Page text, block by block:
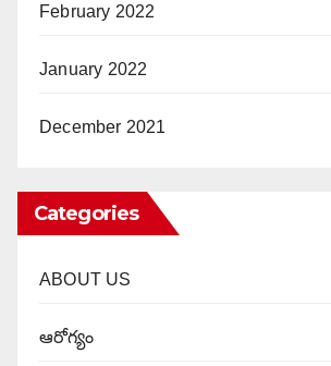
February 2022
January 2022
December 2021
Categories
ABOUT US
ఆరోగ్యం